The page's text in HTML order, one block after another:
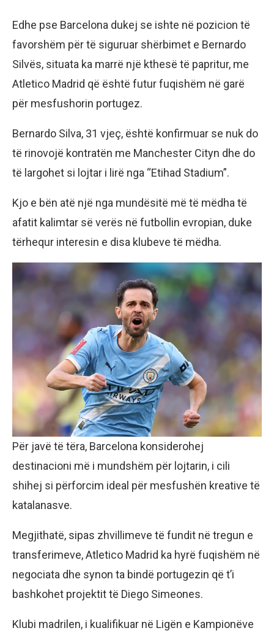
Edhe pse Barcelona dukej se ishte në pozicion të
favorshëm për të siguruar shërbimet e Bernardo
Silvës, situata ka marrë një kthesë të papritur, me
Atletico Madrid që është futur fuqishëm në garë
për mesfushorin portugez.
Bernardo Silva, 31 vjeç, është konfirmuar se nuk do
të rinovojë kontratën me Manchester Cityn dhe do
të largohet si lojtar i lirë nga “Etihad Stadium”.
Kjo e bën atë një nga mundësitë më të mëdha të
afatit kalimtar së verës në futbollin evropian, duke
tërhequr interesin e disa klubeve të mëdha.
Për javë të tëra, Barcelona konsiderohej
destinacioni më i mundshëm për lojtarin, i cili
shihej si përforcim ideal për mesfushën kreative të
katalanasve.
Megjithatë, sipas zhvillimeve të fundit në tregun e
transferimeve, Atletico Madrid ka hyrë fuqishëm në
negociata dhe synon ta bindë portugezin që t’i
bashkohet projektit të Diego Simeones.
Klubi madrilen, i kualifikuar në Ligën e Kampionëve